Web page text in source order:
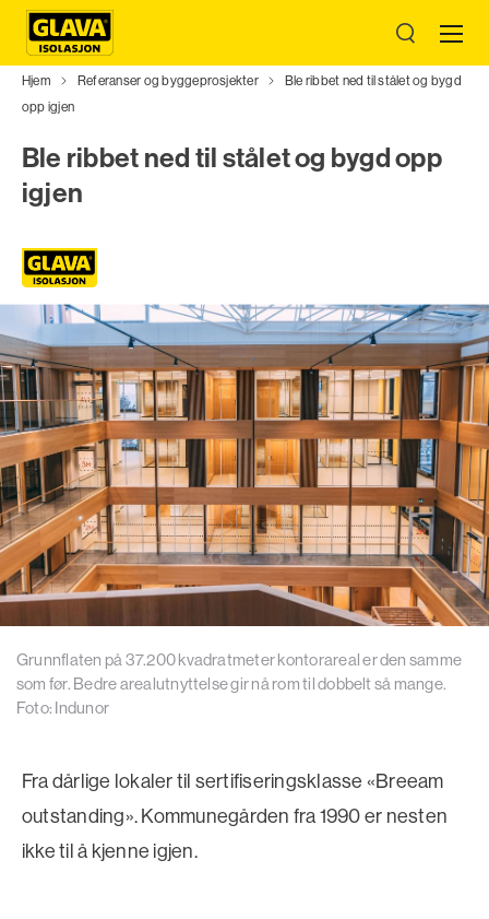
Hjem Referanser og byggeprosjekter
Ble ribbet ned til stålet og bygd
opp igjen
Ble ribbet ned til stålet og bygd opp
igjen
Grunnflaten på 37.200 kvadratmeter kontorareal er den samme
som før. Bedre arealutnyttelse gir nå rom til dobbelt så mange.
Foto: Indunor
Fra dårlige lokaler til sertifiseringsklasse «Breeam
outstanding». Kommunegården fra 1990 er nesten
ikke til å kjenne igjen.